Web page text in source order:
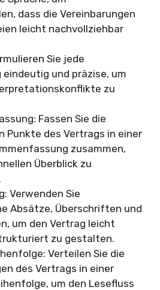
dass die Vereinbarungen
leicht nachvollziehbar
Sie jede
und präzise, um
zu
Fassen Sie die
Punkte des Vertrags in einer
zusammen,
Überblick zu
Verwenden Sie
Absätze, Überschriften und
um den Vertrag leicht
zu gestalten.
Verteilen Sie die
des Vertrags in einer
um den Lesefluss